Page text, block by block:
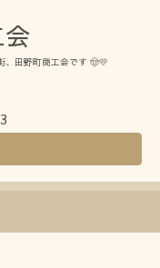
、田野町商工会です 🤠💛